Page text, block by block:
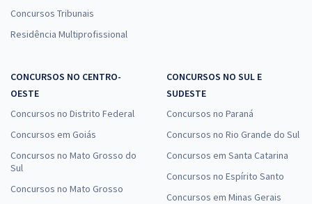
Concursos Tribunais
Residência Multiprofissional
CONCURSOS NO CENTRO-
OESTE
Concursos no Distrito Federal
Concursos em Goiás
Concursos no Mato Grosso do
Sul
Concursos no Mato Grosso
CONCURSOS NO SUL E
SUDESTE
Concursos no Paraná
Concursos no Rio Grande do Sul
Concursos em Santa Catarina
Concursos no Espírito Santo
Concursos em Minas Gerais